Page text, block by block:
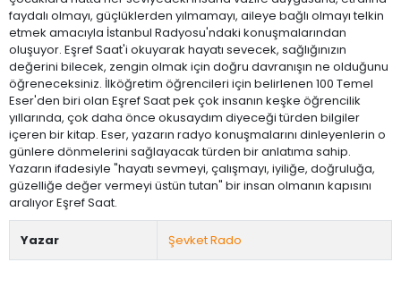
faydalı olmayı, güçlüklerden yılmamayı, aileye bağlı olmayı telkin
etmek amacıyla İstanbul Radyosu'ndaki konuşmalarından
oluşuyor. Eşref Saat'i okuyarak hayatı sevecek, sağlığınızın
değerini bilecek, zengin olmak için doğru davranışın ne olduğunu
öğreneceksiniz. İlköğretim öğrencileri için belirlenen 100 Temel
Eser'den biri olan Eşref Saat pek çok insanın keşke öğrencilik
yıllarında, çok daha önce okusaydım diyeceği türden bilgiler
içeren bir kitap. Eser, yazarın radyo konuşmalarını dinleyenlerin o
günlere dönmelerini sağlayacak türden bir anlatıma sahip.
Yazarın ifadesiyle "hayatı sevmeyi, çalışmayı, iyiliğe, doğruluğa,
güzelliğe değer vermeyi üstün tutan" bir insan olmanın kapısını
aralıyor Eşref Saat.
Yazar Şevket Rado